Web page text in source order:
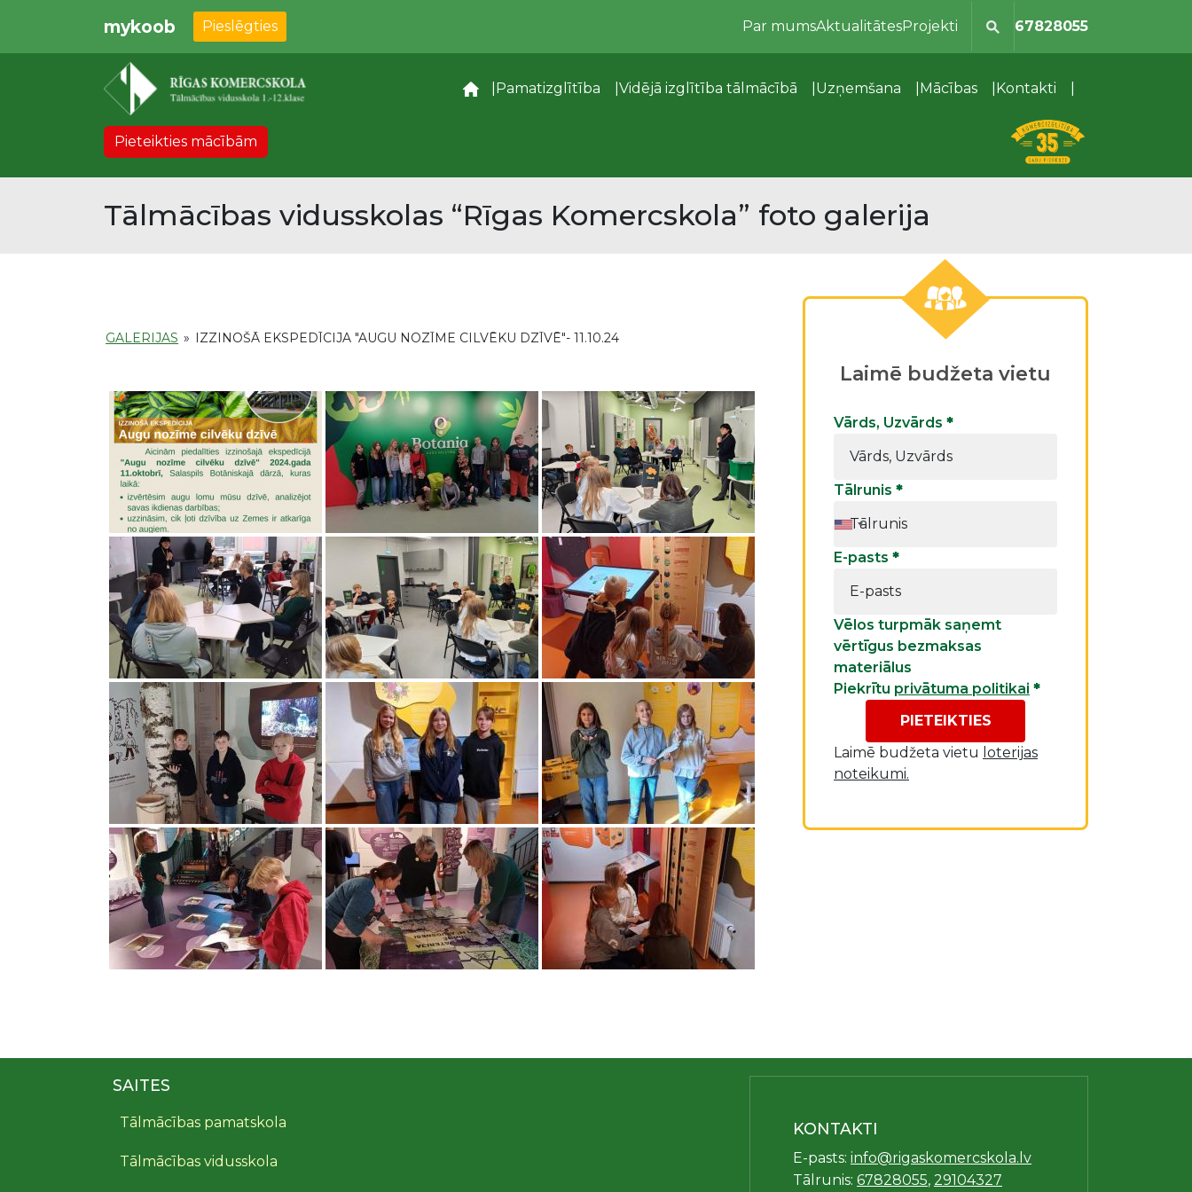
mykoob Pieslēgties Par mumsAktualitātesProjekti 67828055
– Pamatizglītība Vidējā izglītība tālmācībā Uzņemšana Mācības Kontakti
Pieteikties mācībām
Tālmācības vidusskolas “Rīgas Komercskola” foto galerija
GALERIJAS » IZZINOŠĀ EKSPEDĪCIJA "AUGU NOZĪME CILVĒKU DZĪVĒ"- 11.10.24
Laimē budžeta vietu
Vārds, Uzvārds *
Tālrunis *
E-pasts *
Vēlos turpmāk saņemt
vērtīgus bezmaksas
materiālus
Piekrītu privātuma politikai *
PIETEIKTIES
Laimē budžeta vietu loterijas
noteikumi.
SAITES
Tālmācības pamatskola
Tālmācības vidusskola
KONTAKTI
E-pasts: info@rigaskomercskola.lv
Tālrunis: 67828055, 29104327